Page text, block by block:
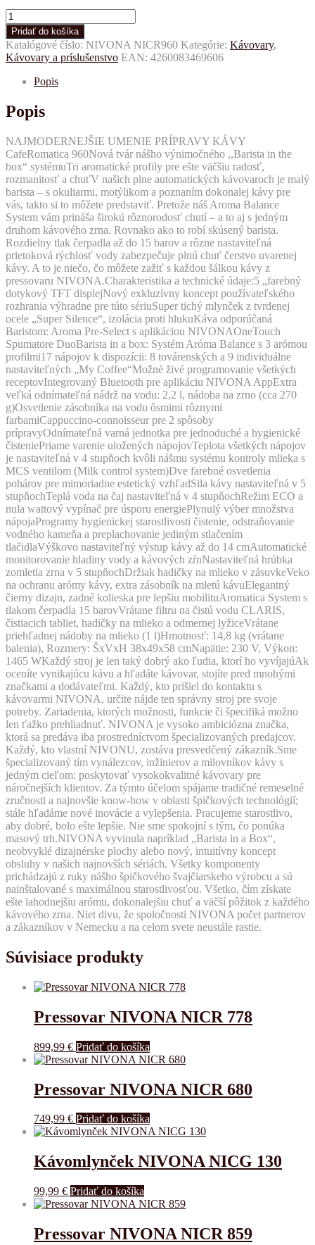
množstvo
Pressovar
NIVONA
NICR
960
Pridať do košíka
Katalógové číslo: NIVONA NICR960 Kategórie: Kávovary,
Kávovary a príslušenstvo EAN: 4260083469606
Popis
Popis
NAJMODERNEJŠIE UMENIE PRÍPRAVY KÁVY
CafeRomatica 960Nová tvár nášho výnimočného ,,Barista in the
box“ systémuTri aromatické profily pre ešte väčšiu radosť,
rozmanitosť a chuťV našich plne automatických kávovaroch je malý
barista – s okuliarmi, motýlikom a poznaním dokonalej kávy pre
vás, takto si to môžete predstaviť. Pretože náš Aroma Balance
System vám prináša širokú rôznorodosť chutí – a to aj s jedným
druhom kávového zrna. Rovnako ako to robí skúsený barista.
Rozdielny tlak čerpadla až do 15 barov a rôzne nastaviteľná
prietoková rýchlosť vody zabezpečuje plnú chuť čerstvo uvarenej
kávy. A to je niečo, čo môžete zažiť s každou šálkou kávy z
pressovaru NIVONA.Charakteristika a technické údaje:5 „farebný
dotykový TFT displejNový exkluzívny koncept používateľského
rozhrania výhradne pre túto sériuSuper tichý mlynček z tvrdenej
ocele „Super Silence“, izolácia proti hlukuKáva odporúčaná
Baristom: Aroma Pre-Select s aplikáciou NIVONAOneTouch
Spumatore DuoBarista in a box: Systém Aróma Balance s 3 arómou
profilmi17 nápojov k dispozícii: 8 továrenských a 9 individuálne
nastaviteľných „My Coffee“Možné živé programovanie všetkých
receptovIntegrovaný Bluetooth pre aplikáciu NIVONA AppExtra
veľká odnímateľná nádrž na vodu: 2,2 l, nádoba na zrno (cca 270
g)Osvetlenie zásobníka na vodu ôsmimi rôznymi
farbamiCappuccino-connoisseur pre 2 spôsoby
prípravyOdnímateľná varná jednotka pre jednoduché a hygienické
čisteniePriame varenie uložených nápojovTeplota všetkých nápojov
je nastaviteľná v 4 stupňoch kvôli nášmu systému kontroly mlieka s
MCS ventilom (Milk control system)Dve farebné osvetlenia
pohárov pre mimoriadne estetický vzhľadSila kávy nastaviteľná v 5
stupňochTeplá voda na čaj nastaviteľná v 4 stupňochRežim ECO a
nula wattový vypínač pre úsporu energiePlynulý výber množstva
nápojaProgramy hygienickej starostlivosti čistenie, odstraňovanie
vodného kameňa a preplachovanie jediným stlačením
tlačidlaVýškovo nastaviteľný výstup kávy až do 14 cmAutomatické
monitorovanie hladiny vody a kávových zŕnNastaviteľná hrúbka
zomletia zrna v 5 stupňochDržiak hadičky na mlieko v zásuvkeVeko
na ochranu arómy kávy, extra zásobník na mletú kávuElegantný
čierny dizajn, zadné kolieska pre lepšiu mobilituAromatica System s
tlakom čerpadla 15 barovVrátane filtru na čistú vodu CLARIS,
čistiacich tabliet, hadičky na mlieko a odmernej lyžiceVrátane
priehľadnej nádoby na mlieko (1 l)Hmotnosť: 14,8 kg (vrátane
balenia), Rozmery: ŠxVxH 38x49x58 cmNapätie: 230 V, Výkon:
1465 WKaždý stroj je len taký dobrý ako ľudia, ktorí ho vyvíjajúAk
oceníte vynikajúcu kávu a hľadáte kávovar, stojíte pred mnohými
značkami a dodávateľmi. Každý, kto prišiel do kontaktu s
kávovarmi NIVONA, určite nájde ten správny stroj pre svoje
potreby. Zariadenia, ktorých možnosti, funkcie či špecifiká možno
len ťažko prehliadnuť. NIVONA je vysoko ambiciózna značka,
ktorá sa predáva iba prostredníctvom špecializovaných predajcov.
Každý, kto vlastní NIVONU, zostáva presvedčený zákazník.Sme
špecializovaný tím vynálezcov, inžinierov a milovníkov kávy s
jedným cieľom: poskytovať vysokokvalitné kávovary pre
náročnejších klientov. Za týmto účelom spájame tradičné remeselné
zručnosti a najnovšie know-how v oblasti špičkových technológií;
stále hľadáme nové inovácie a vylepšenia. Pracujeme starostlivo,
aby dobré, bolo ešte lepšie. Nie sme spokojní s tým, čo ponúka
masový trh.NIVONA vyvinula napríklad „Barista in a Box“,
neobvyklé dizajnérske plochy alebo nový, intuitívny koncept
obsluhy v našich najnovších sériách. Všetky komponenty
prichádzajú z ruky nášho špičkového švajčiarskeho výrobcu a sú
nainštalované s maximálnou starostlivosťou. Všetko, čím získate
ešte lahodnejšiu arómu, dokonalejšiu chuť a väčší pôžitok z každého
kávového zrna. Niet divu, že spoločnosti NIVONA počet partnerov
a zákazníkov v Nemecku a na celom svete neustále rastie.
Súvisiace produkty
Pressovar NIVONA NICR 778
899,99 € Pridať do košíka
Pressovar NIVONA NICR 680
749,99 € Pridať do košíka
Kávomlynček NIVONA NICG 130
99,99 € Pridať do košíka
Pressovar NIVONA NICR 859